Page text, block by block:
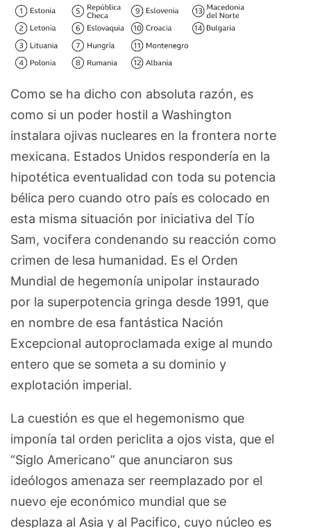
Como se ha dicho con absoluta razón, es
como si un poder hostil a Washington
instalara ojivas nucleares en la frontera norte
mexicana. Estados Unidos respondería en la
hipotética eventualidad con toda su potencia
bélica pero cuando otro país es colocado en
esta misma situación por iniciativa del Tío
Sam, vocifera condenando su reacción como
crimen de lesa humanidad. Es el Orden
Mundial de hegemonía unipolar instaurado
por la superpotencia gringa desde 1991, que
en nombre de esa fantástica Nación
Excepcional autoproclamada exige al mundo
entero que se someta a su dominio y
explotación imperial.
La cuestión es que el hegemonismo que
imponía tal orden periclita a ojos vista, que el
“Siglo Americano” que anunciaron sus
ideólogos amenaza ser reemplazado por el
nuevo eje económico mundial que se
desplaza al Asia y al Pacifico, cuyo núcleo es